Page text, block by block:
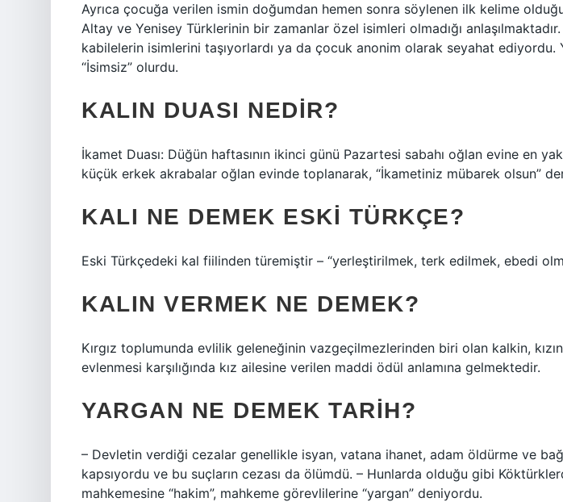
Ayrıca çocuğa verilen ismin doğumdan hemen sonra söylenen ilk kelime
Altay ve Yenisey Türklerinin bir zamanlar özel isimleri olmadığı
kabilelerin isimlerini taşıyorlardı ya da çocuk anonim olarak seyahat ediyordu.
“İsimsiz” olurdu.
KALIN DUASI NEDIR?
İkamet Duası: Düğün haftasının ikinci günü Pazartesi sabahı oğlan evine en
küçük erkek akrabalar oğlan evinde toplanarak, “İkametiniz mübarek olsun”
KALI NE DEMEK ESKI TÜRKÇE?
Eski Türkçedeki kal fiilinden türemiştir – “yerleştirilmek, terk edilmek, ebedi
KALIN VERMEK NE DEMEK?
Kırgız toplumunda evlilik geleneğinin vazgeçilmezlerinden biri olan kalkin,
evlenmesi karşılığında kız ailesine verilen maddi ödül anlamına gelmektedir.
YARGAN NE DEMEK TARIH?
– Devletin verdiği cezalar genellikle isyan, vatana ihanet, adam öldürme ve
kapsıyordu ve bu suçların cezası da ölümdü. – Hunlarda olduğu gibi
mahkemesine “hakim”, mahkeme görevlilerine “yargan” deniyordu.